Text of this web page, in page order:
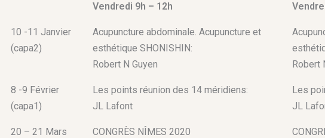
Vendredi 9h – 12h
10 -11 Janvier
(capa2)
Acupuncture abdominale. Acupuncture et
esthétique SHONISHIN:
Robert N Guyen
Robert
8 -9 Février
(capa1)
Les points réunion des 14 méridiens:
JL Lafont
Les
JL
20 – 21 Mars CONGRÈS NÎMES 2020